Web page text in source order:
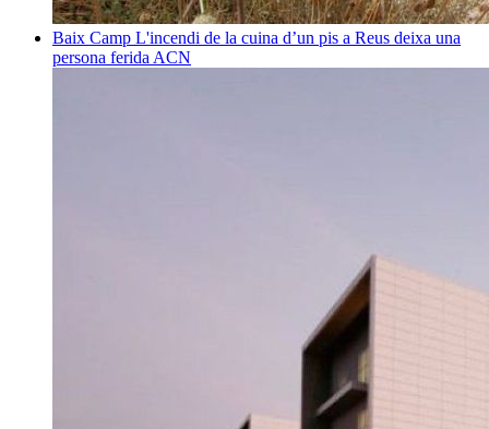
Baix Camp L'incendi de la cuina d’un pis a Reus deixa una
persona ferida ACN